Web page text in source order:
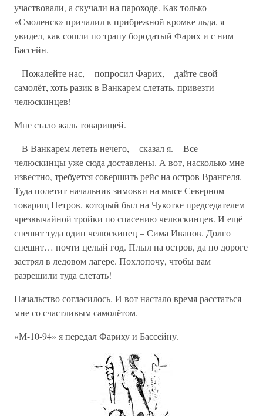
участвовали, а скучали на пароходе. Как только
«Смоленск» причалил к прибрежной кромке льда, я
увидел, как сошли по трапу бородатый Фарих и с ним
Бассейн.
– Пожалейте нас, – попросил Фарих, – дайте свой
самолёт, хоть разик в Ванкарем слетать, привезти
челюскинцев!
Мне стало жаль товарищей.
– В Ванкарем лететь нечего, – сказал я. – Все
челюскинцы уже сюда доставлены. А вот, насколько мне
известно, требуется совершить рейс на остров Врангеля.
Туда полетит начальник зимовки на мысе Северном
товарищ Петров, который был на Чукотке председателем
чрезвычайной тройки по спасению челюскинцев. И ещё
спешит туда один челюскинец – Сима Иванов. Долго
спешит… почти целый год. Плыл на остров, да по дороге
застрял в ледовом лагере. Похлопочу, чтобы вам
разрешили туда слетать!
Начальство согласилось. И вот настало время расстаться
мне со счастливым самолётом.
«М-10-94» я передал Фариху и Бассейну.